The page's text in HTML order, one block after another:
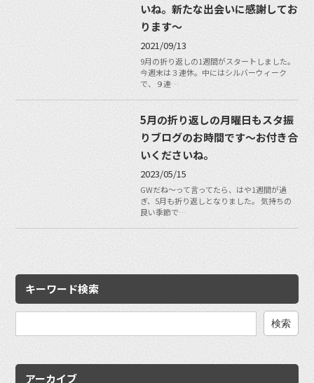
いね。新たな出会いに感謝してお
ります〜
2021/09/13
9月の折り返しの1週間がスタートしました。
今週末は３連休。中にはシルバーウィーク
で、９連…
5月の折り返しの月曜日もスタ振
りブログのお時間です〜お付き合
いくださいね。
2023/05/15
GWだね〜って言ってたら、はや1週間が過
ぎ、5月も折り返しとなりました。 気持ちの
良い季節で…
キーワード検索
アーカイブ